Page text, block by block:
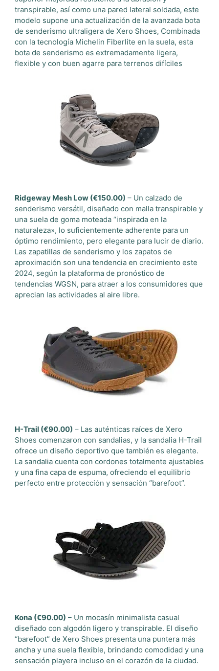
transpirable, así como una pared lateral soldada, este
modelo supone una actualización de la avanzada bota
de senderismo ultraligera de Xero Shoes, Combinada
con la tecnología Michelin Fiberlite en la suela, esta
bota de senderismo es extremadamente ligera,
flexible y con buen agarre para terrenos difíciles
Ridgeway Mesh Low (€150.00) – Un calzado de
senderismo versátil, diseñado con malla transpirable y
una suela de goma moteada “inspirada en la
naturaleza», lo suficientemente adherente para un
óptimo rendimiento, pero elegante para lucir de diario.
Las zapatillas de senderismo y los zapatos de
aproximación son una tendencia en crecimiento este
2024, según la plataforma de pronóstico de
tendencias WGSN, para atraer a los consumidores que
aprecian las actividades al aire libre.
H-Trail (€90.00) – Las auténticas raíces de Xero
Shoes comenzaron con sandalias, y la sandalia H-Trail
ofrece un diseño deportivo que también es elegante.
La sandalia cuenta con cordones totalmente ajustables
y una fina capa de espuma, ofreciendo el equilibrio
perfecto entre protección y sensación “barefoot”.
Kona (€90.00) – Un mocasín minimalista casual
diseñado con algodón ligero y transpirable. El diseño
“barefoot” de Xero Shoes presenta una puntera más
ancha y una suela flexible, brindando comodidad y una
sensación playera incluso en el corazón de la ciudad.